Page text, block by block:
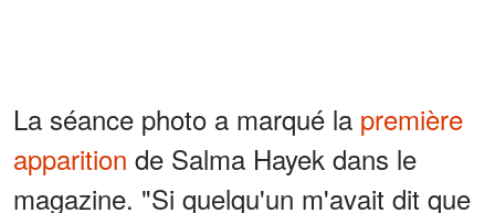
La séance photo a marqué la première
apparition de Salma Hayek dans le
magazine. "Si quelqu'un m'avait dit que